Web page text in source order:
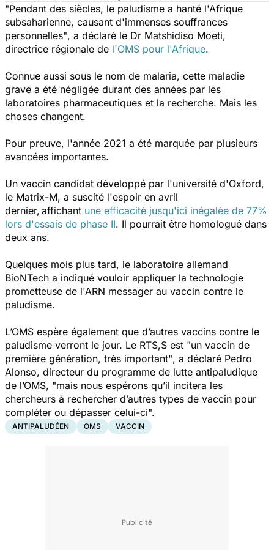
"Pendant des siècles, le paludisme a hanté l'Afrique
subsaharienne, causant d'immenses souffrances
personnelles", a déclaré le Dr Matshidiso Moeti,
directrice régionale de l'OMS pour l'Afrique.
Connue aussi sous le nom de malaria, cette maladie
grave a été négligée durant des années par les
laboratoires pharmaceutiques et la recherche. Mais les
choses changent.
Pour preuve, l'année 2021 a été marquée par plusieurs
avancées importantes.
Un vaccin candidat développé par l'université d'Oxford,
le Matrix-M, a suscité l'espoir en avril
dernier, affichant une efficacité jusqu'ici inégalée de 77%
lors d'essais de phase II. Il pourrait être homologué dans
deux ans.
Quelques mois plus tard, le laboratoire allemand
BioNTech a indiqué vouloir appliquer la technologie
prometteuse de l'ARN messager au vaccin contre le
paludisme.
L’OMS espère également que d’autres vaccins contre le
paludisme verront le jour. Le RTS,S est "un vaccin de
première génération, très important", a déclaré Pedro
Alonso, directeur du programme de lutte antipaludique
de l’OMS, "mais nous espérons qu’il incitera les
chercheurs à rechercher d’autres types de vaccin pour
compléter ou dépasser celui-ci".
ANTIPALUDÉEN OMS VACCIN